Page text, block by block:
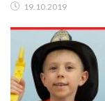
19.10.2019